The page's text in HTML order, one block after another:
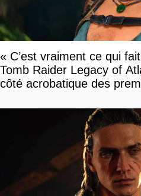
« C’est vraiment ce qui
Tomb Raider Legacy of
côté acrobatique des